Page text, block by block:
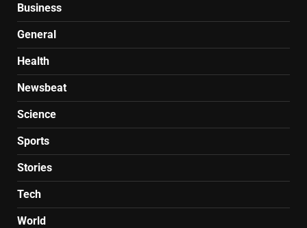
Business
General
Health
Newsbeat
Science
Sports
Stories
Tech
World